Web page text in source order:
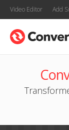
Video Editor Add